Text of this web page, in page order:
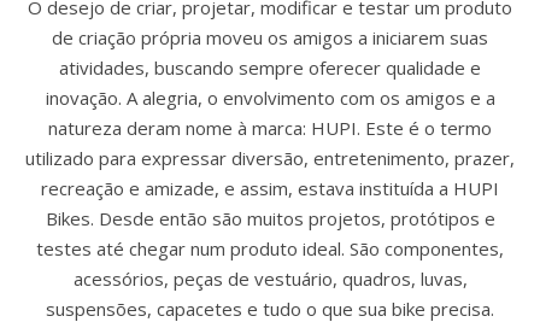
O desejo de criar, projetar, modificar e testar um produto
de criação própria moveu os amigos a iniciarem suas
atividades, buscando sempre oferecer qualidade e
inovação. A alegria, o envolvimento com os amigos e a
natureza deram nome à marca: HUPI. Este é o termo
utilizado para expressar diversão, entretenimento, prazer,
recreação e amizade, e assim, estava instituída a HUPI
Bikes. Desde então são muitos projetos, protótipos e
testes até chegar num produto ideal. São componentes,
acessórios, peças de vestuário, quadros, luvas,
suspensões, capacetes e tudo o que sua bike precisa.